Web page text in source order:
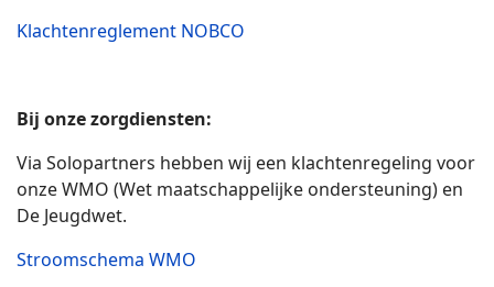
Klachtenreglement NOBCO
Bij onze zorgdiensten:
Via Solopartners hebben wij een klachtenregeling voor
onze WMO (Wet maatschappelijke ondersteuning) en
De Jeugdwet.
Stroomschema WMO